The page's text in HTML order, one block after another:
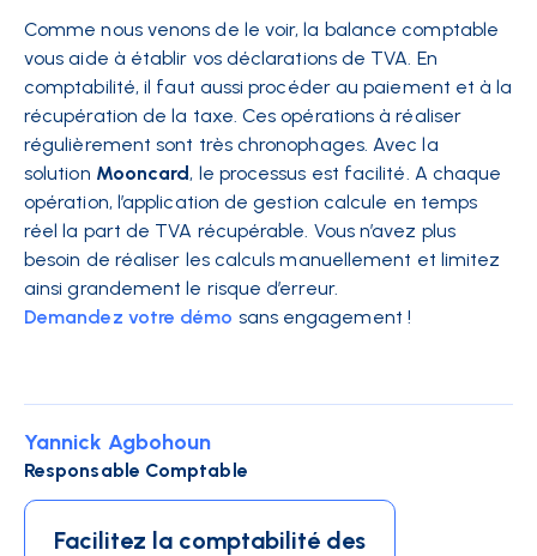
Comme nous venons de le voir, la balance comptable
vous aide à établir vos déclarations de TVA. En
comptabilité, il faut aussi procéder au paiement et à la
récupération de la taxe. Ces opérations à réaliser
régulièrement sont très chronophages. Avec la
solution Mooncard, le processus est facilité. A chaque
opération, l’application de gestion calcule en temps
réel la part de TVA récupérable. Vous n’avez plus
besoin de réaliser les calculs manuellement et limitez
ainsi grandement le risque d’erreur.
Demandez votre démo sans engagement !
Yannick Agbohoun
Responsable Comptable
Facilitez la comptabilité des